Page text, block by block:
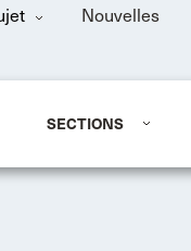
Nouvelles
SECTIONS